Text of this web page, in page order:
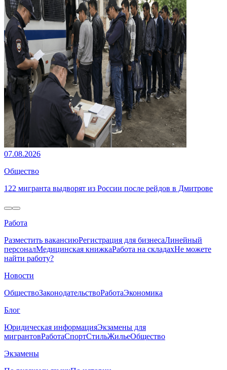
07.08.2026
Общество
122 мигранта выдворят из России после рейдов в Дмитрове
Работа
Разместить вакансиюРегистрация для бизнесаЛинейный
персоналМедицинская книжкаРабота на складахНе можете
найти работу?
Новости
ОбществоЗаконодательствоРаботаЭкономика
Блог
Юридическая информацияЭкзамены для
мигрантовРаботаСпортСтильЖильеОбщество
Экзамены